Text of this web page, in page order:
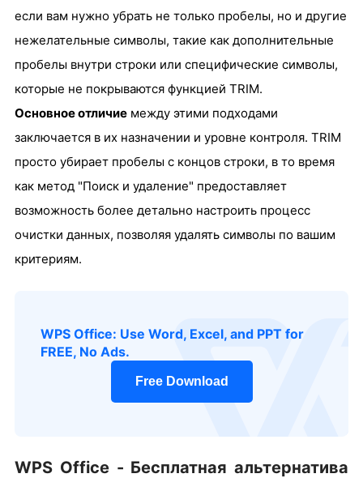
если вам нужно убрать не только пробелы, но и другие
нежелательные символы, такие как дополнительные
пробелы внутри строки или специфические символы,
которые не покрываются функцией TRIM.
Основное отличие между этими подходами
заключается в их назначении и уровне контроля. TRIM
просто убирает пробелы с концов строки, в то время
как метод "Поиск и удаление" предоставляет
возможность более детально настроить процесс
очистки данных, позволяя удалять символы по вашим
критериям.
WPS Office: Use Word, Excel, and PPT for
FREE, No Ads.
Free Download
logo
WPS Office - Бесплатная альтернатива